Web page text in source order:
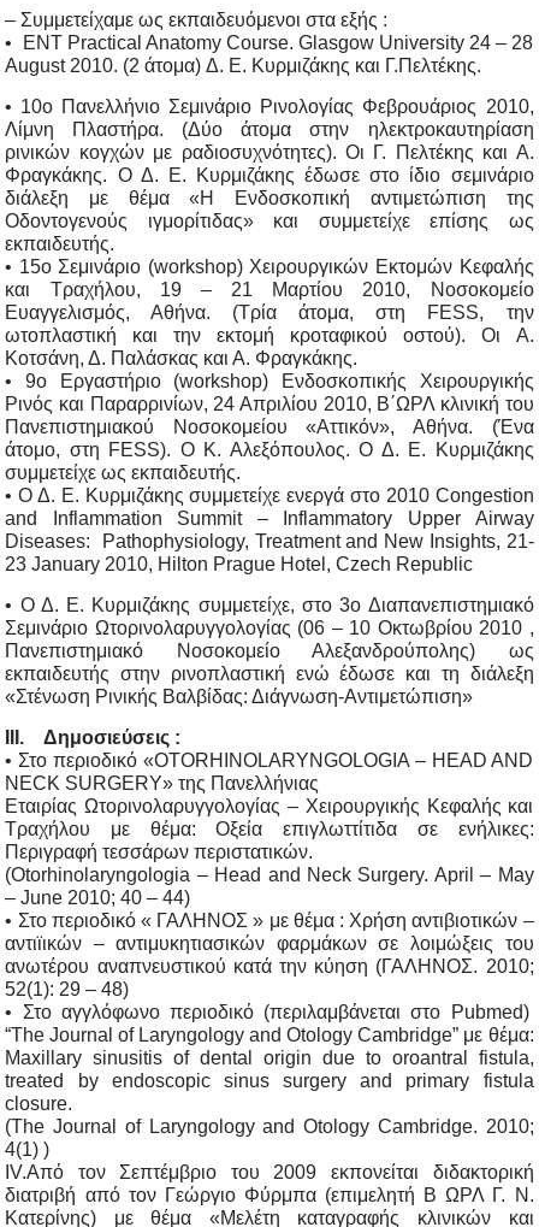
– Συμμετείχαμε ως εκπαιδευόμενοι στα εξής :
• ENT Practical Anatomy Course. Glasgow University 24 – 28
August 2010. (2 άτομα) Δ. Ε. Κυρμιζάκης και Γ.Πελτέκης.
• 10ο Πανελλήνιο Σεμινάριο Ρινολογίας Φεβρουάριος 2010,
Λίμνη Πλαστήρα. (Δύο άτομα στην ηλεκτροκαυτηρίαση
ρινικών κογχών με ραδιοσυχνότητες). Οι Γ. Πελτέκης και Α.
Φραγκάκης. Ο Δ. Ε. Κυρμιζάκης έδωσε στο ίδιο σεμινάριο
διάλεξη με θέμα «Η Ενδοσκοπική αντιμετώπιση της
Οδοντογενούς ιγμορίτιδας» και συμμετείχε επίσης ως
εκπαιδευτής.
• 15ο Σεμινάριο (workshop) Χειρουργικών Εκτομών Κεφαλής
και Τραχήλου, 19 – 21 Μαρτίου 2010, Νοσοκομείο
Ευαγγελισμός, Αθήνα. (Τρία άτομα, στη FESS, την
ωτοπλαστική και την εκτομή κροταφικού οστού). Οι Α.
Κοτσάνη, Δ. Παλάσκας και Α. Φραγκάκης.
• 9ο Εργαστήριο (workshop) Eνδοσκοπικής Χειρουργικής
Ρινός και Παραρρινίων, 24 Απριλίου 2010, Β΄ΩΡΛ κλινική του
Πανεπιστημιακού Νοσοκομείου «Αττικόν», Αθήνα. (Ένα
άτομο, στη FESS). Ο Κ. Αλεξόπουλος. Ο Δ. Ε. Κυρμιζάκης
συμμετείχε ως εκπαιδευτής.
• Ο Δ. Ε. Κυρμιζάκης συμμετείχε ενεργά στο 2010 Congestion
and Inflammation Summit – Inflammatory Upper Airway
Diseases: Pathophysiology, Treatment and New Insights, 21-
23 January 2010, Hilton Prague Hotel, Czech Republic
• Ο Δ. Ε. Κυρμιζάκης συμμετείχε, στο 3ο Διαπανεπιστημιακό
Σεμινάριο Ωτορινολαρυγγολογίας (06 – 10 Οκτωβρίου 2010 ,
Πανεπιστημιακό Νοσοκομείο Αλεξανδρούπολης) ως
εκπαιδευτής στην ρινοπλαστική ενώ έδωσε και τη διάλεξη
«Στένωση Ρινικής Βαλβίδας: Διάγνωση-Αντιμετώπιση»
III. Δημοσιεύσεις :
• Στο περιοδικό «OTORHINOLARYNGOLOGIA – HEAD AND
NECK SURGERY» της Πανελλήνιας
Εταιρίας Ωτορινολαρυγγολογίας – Χειρουργικής Κεφαλής και
Τραχήλου με θέμα: Οξεία επιγλωττίτιδα σε ενήλικες:
Περιγραφή τεσσάρων περιστατικών.
(Otorhinolaryngologia – Head and Neck Surgery. April – May
– June 2010; 40 – 44)
• Στο περιοδικό « ΓΑΛΗΝΟΣ » με θέμα : Χρήση αντιβιοτικών –
αντιϊικών – αντιμυκητιασικών φαρμάκων σε λοιμώξεις του
ανωτέρου αναπνευστικού κατά την κύηση (ΓΑΛΗΝΟΣ. 2010;
52(1): 29 – 48)
• Στο αγγλόφωνο περιοδικό (περιλαμβάνεται στο Pubmed)
“The Journal of Laryngology and Otology Cambridge” με θέμα:
Maxillary sinusitis of dental origin due to oroantral fistula,
treated by endoscopic sinus surgery and primary fistula
closure.
(The Journal of Laryngology and Otology Cambridge. 2010;
4(1) )
IV.Από τον Σεπτέμβριο του 2009 εκπονείται διδακτορική
διατριβή από τον Γεώργιο Φύρμπα (επιμελητή Β ΩΡΛ Γ. Ν.
Κατερίνης) με θέμα «Μελέτη καταγραφής κλινικών και